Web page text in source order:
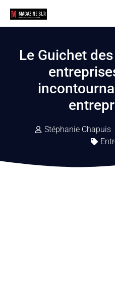
Le Guichet
Stéphanie Chapuis